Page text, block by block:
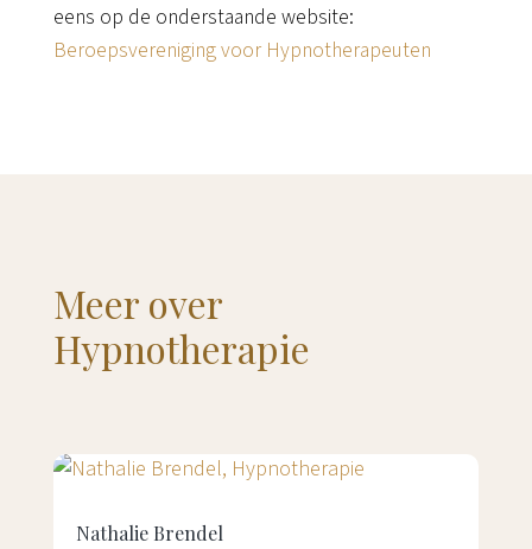
eens op de onderstaande website:
Beroepsvereniging voor Hypnotherapeuten
Meer over
Hypnotherapie
Nathalie Brendel